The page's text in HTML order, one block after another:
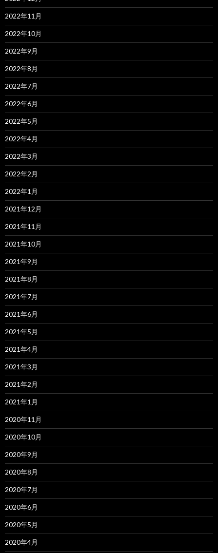
2022年11月
2022年10月
2022年9月
2022年8月
2022年7月
2022年6月
2022年5月
2022年4月
2022年3月
2022年2月
2022年1月
2021年12月
2021年11月
2021年10月
2021年9月
2021年8月
2021年7月
2021年6月
2021年5月
2021年4月
2021年3月
2021年2月
2021年1月
2020年11月
2020年10月
2020年9月
2020年8月
2020年7月
2020年6月
2020年5月
2020年4月